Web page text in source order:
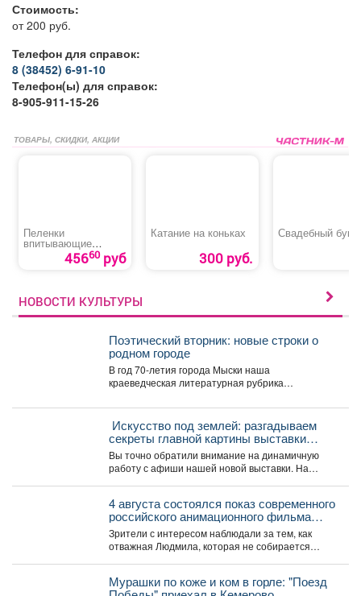
Стоимость:
от 200 руб.
Телефон для справок:
8 (38452) 6-91-10
Телефон(ы) для справок:
8-905-911-15-26
ТОВАРЫ, СКИДКИ, АКЦИИ
Пеленки
впитывающие
«Медлил» эконом
45660руб
Катание на коньках
300 руб.
Свадебный
НОВОСТИ КУЛЬТУРЫ
Поэтический вторник: новые строки о
родном городе
В год 70-летия города Мыски наша
краеведческая литературная рубрика
читателей с...
️ Искусство под землей: разгадываем
секреты главной картины выставки
«Шахтёрская слава» автор Тамара
Шлыкова
Вы точно обратили внимание на динамичную
работу с афиши нашей новой выставки. На
4 августа состоялся показ современного
российского анимационного фильма
«Руслан и Людмила. Больше, чем
сказка» (2023).
Зрители с интересом наблюдали за тем, как
отважная Людмила, которая не собирается
Мурашки по коже и ком в горле: "Поезд